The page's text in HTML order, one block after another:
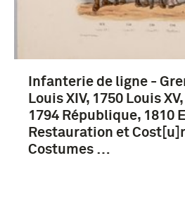
Infanterie de ligne -
Louis XIV, 1750 Louis
1794 République, 1810
Restauration et
Costumes …